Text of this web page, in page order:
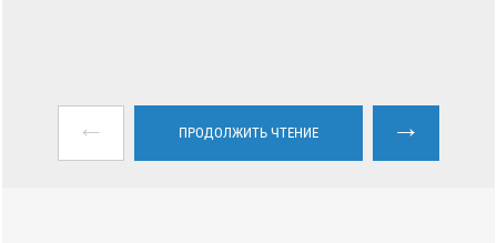
← ПРОДОЛЖИТЬ ЧТЕНИЕ →